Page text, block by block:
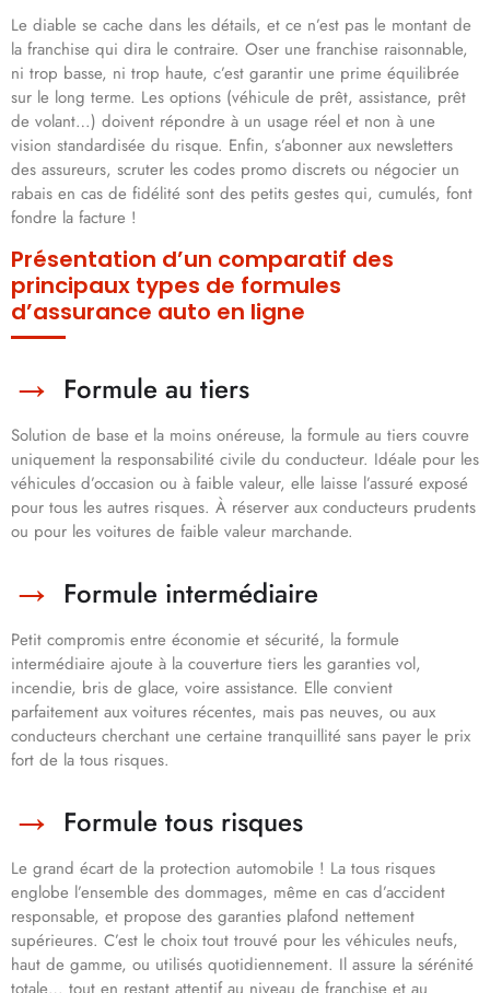
Le diable se cache dans les détails, et ce n’est pas le montant de
la franchise qui dira le contraire. Oser une franchise raisonnable,
ni trop basse, ni trop haute, c’est garantir une prime équilibrée
sur le long terme. Les options (véhicule de prêt, assistance, prêt
de volant…) doivent répondre à un usage réel et non à une
vision standardisée du risque. Enfin, s’abonner aux newsletters
des assureurs, scruter les codes promo discrets ou négocier un
rabais en cas de fidélité sont des petits gestes qui, cumulés, font
fondre la facture !
Présentation d’un comparatif des
principaux types de formules
d’assurance auto en ligne
Formule au tiers
Solution de base et la moins onéreuse, la formule au tiers couvre
uniquement la responsabilité civile du conducteur. Idéale pour les
véhicules d’occasion ou à faible valeur, elle laisse l’assuré exposé
pour tous les autres risques. À réserver aux conducteurs prudents
ou pour les voitures de faible valeur marchande.
Formule intermédiaire
Petit compromis entre économie et sécurité, la formule
intermédiaire ajoute à la couverture tiers les garanties vol,
incendie, bris de glace, voire assistance. Elle convient
parfaitement aux voitures récentes, mais pas neuves, ou aux
conducteurs cherchant une certaine tranquillité sans payer le prix
fort de la tous risques.
Formule tous risques
Le grand écart de la protection automobile ! La tous risques
englobe l’ensemble des dommages, même en cas d’accident
responsable, et propose des garanties plafond nettement
supérieures. C’est le choix tout trouvé pour les véhicules neufs,
haut de gamme, ou utilisés quotidiennement. Il assure la sérénité